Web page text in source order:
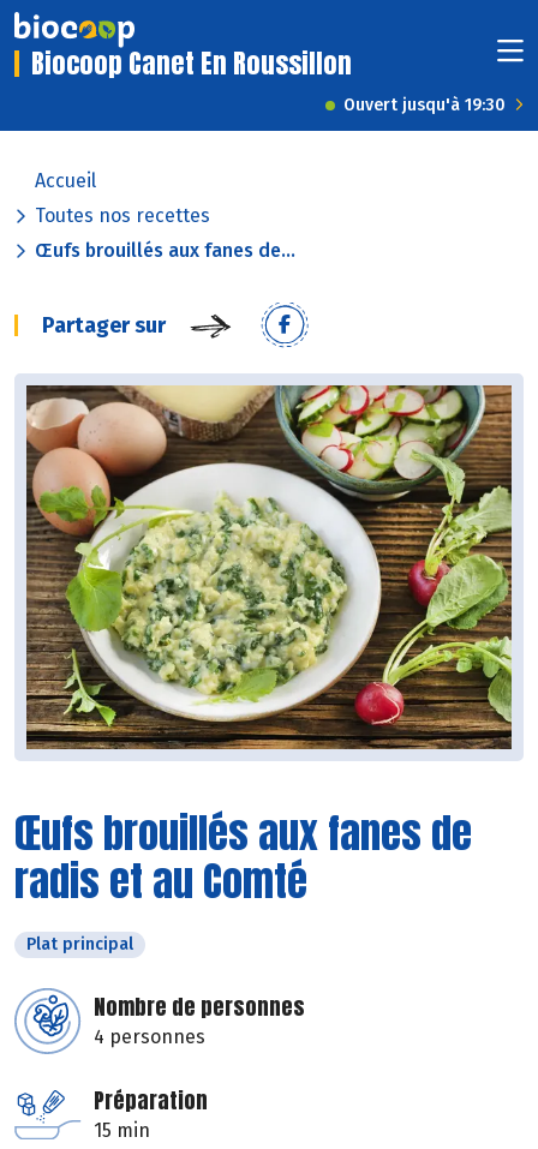
Biocoop Canet En Roussillon
Ouvert jusqu'à 19:30
Accueil
Toutes nos recettes
Œufs brouillés aux fanes de...
Partager sur
Œufs brouillés aux fanes de
radis et au Comté
Plat principal
Nombre de personnes
4 personnes
Préparation
15 min